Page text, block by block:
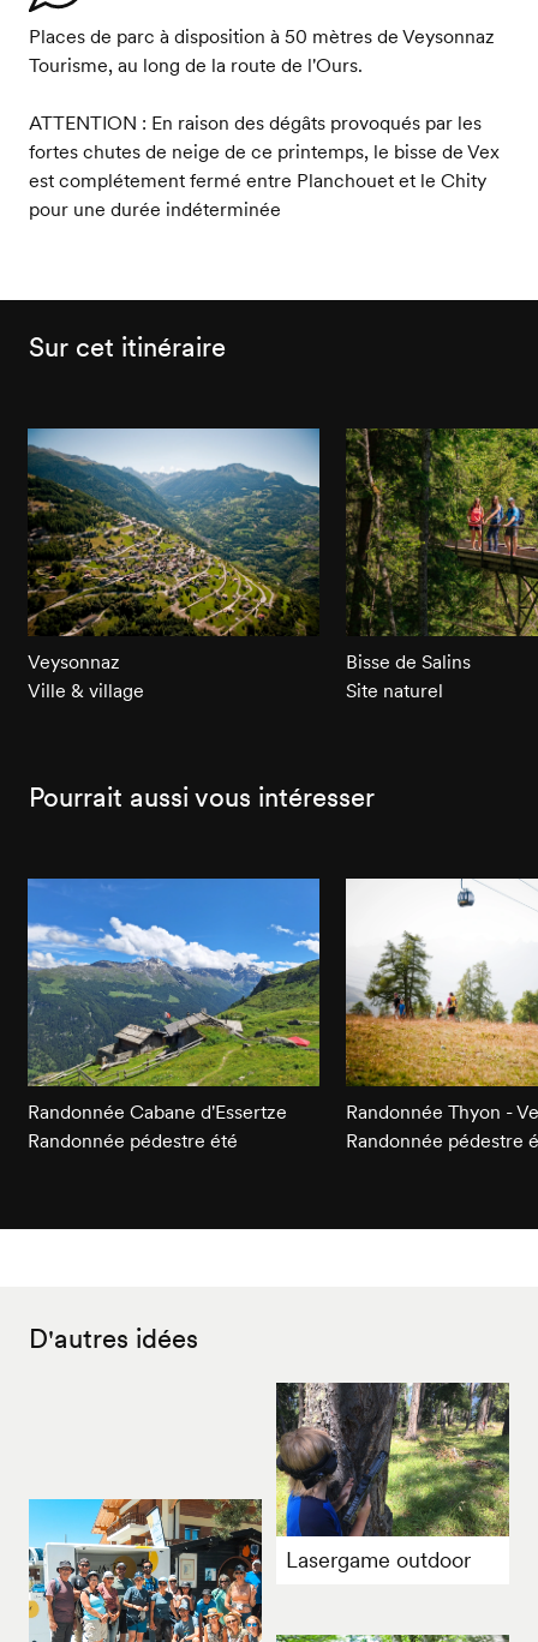
Places de parc à disposition à 50 mètres de Veysonnaz
Tourisme, au long de la route de l'Ours.
ATTENTION : En raison des dégâts provoqués par les
fortes chutes de neige de ce printemps, le bisse de Vex
est complétement fermé entre Planchouet et le Chity
pour une durée indéterminée
Sur cet itinéraire
Veysonnaz
Ville & village
Bisse de Salins
Site naturel
Pourrait aussi vous intéresser
Randonnée Cabane d'Essertze
Randonnée pédestre été
Randonnée Thyon -
Randonnée pédestre
D'autres idées
Lasergame outdoor